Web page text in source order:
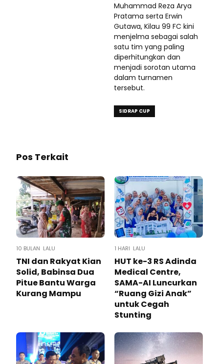
Muhammad Reza Arya
Pratama serta Erwin
Gutawa, Kilau 99 FC kini
menjelma sebagai salah
satu tim yang paling
diperhitungkan dan
menjadi sorotan utama
dalam turnamen
tersebut.
SIDRAP CUP
Pos Terkait
10 BULAN LALU
TNI dan Rakyat Kian
Solid, Babinsa Dua
Pitue Bantu Warga
Kurang Mampu
1 HARI LALU
HUT ke-3 RS Adinda
Medical Centre,
SAMA-AI Luncurkan
“Ruang Gizi Anak”
untuk Cegah
Stunting